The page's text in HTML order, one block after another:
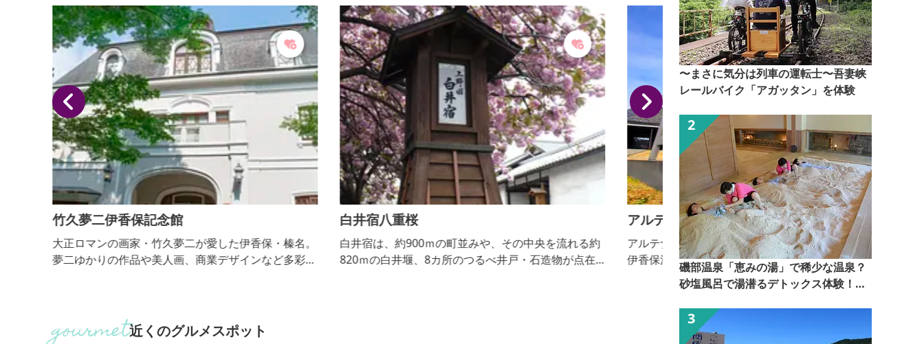
竹久夢二伊香保記念館
大正ロマンの画家・竹久夢二が愛した伊香保・榛名。
夢二ゆかりの作品や美人画、商業デザインなど多彩な
白井宿八重桜
白井宿は、約900ｍの町並みや、その中央を流れる約
820ｍの白井堰、8カ所のつるべ井戸・石造物が点在
アルテナード
アルテナードは、渋川駅近くの日本シャンソン館から
伊香保温泉街にある徳冨蘆花記念文学館までの約9キ
ロメートルを結ぶ県道の愛称。平成11年、この道路沿
線に点在する観光施設を一つの線で結び、アルテナー
ドが誕生しました。アルテはイタリア語で「芸術」、
ナードは英語のプロムナード（散歩道）から「ナー
近くのグルメスポット
〜まさに気分は列車の運転士〜吾妻峡
レールバイク「アガッタン」を体験
磯部温泉「恵みの湯」で稀少な温泉？
砂塩風呂で湯潜るデトックス体験！
者）】